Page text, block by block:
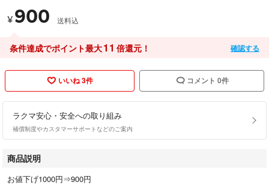
¥ 900 送料込
条件達成でポイント最大11 倍還元！ 確認する
いいね 3件 コメント 0件
ラクマ安心・安全への取り組み
補償制度やカスタマーサポートなどのご案内
商品説明
お値下げ1000円⇒900円